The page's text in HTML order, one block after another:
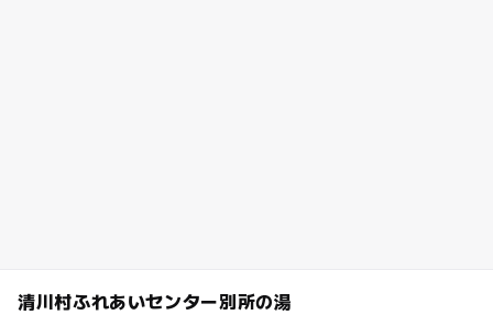
清川村ふれあいセンター別所の湯